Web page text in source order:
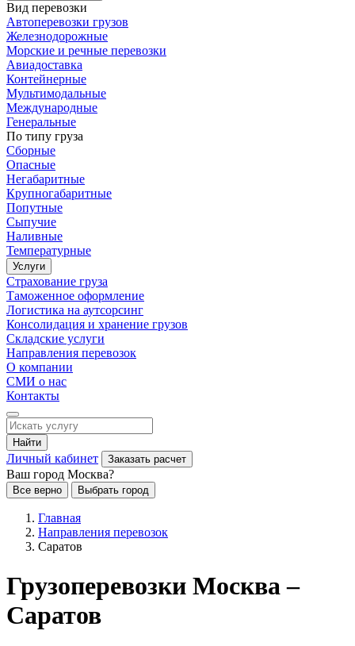
Вид перевозки
Автоперевозки грузов
Железнодорожные
Морские и речные перевозки
Авиадоставка
Контейнерные
Мультимодальные
Международные
Генеральные
По типу груза
Сборные
Опасные
Негабаритные
Крупногабаритные
Попутные
Сыпучие
Наливные
Температурные
Услуги
Страхование груза
Таможенное оформление
Логистика на аутсорсинг
Консолидация и хранение грузов
Складские услуги
Направления перевозок
О компании
СМИ о нас
Контакты
Найти
Личный кабинет Заказать расчет
Ваш город Москва?
Все верно Выбрать город
Главная
Направления перевозок
Саратов
Грузоперевозки Москва –
Саратов